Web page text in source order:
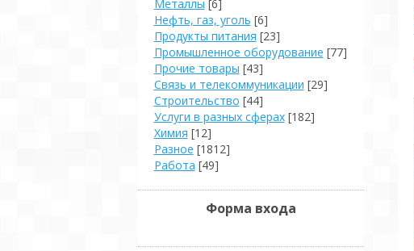
Металлы [6]
Нефть, газ, уголь [6]
Продукты питания [23]
Промышленное оборудование [77]
Прочие товары [43]
Связь и телекоммуникации [29]
Строительство [44]
Услуги в разных сферах [182]
Химия [12]
Разное [1812]
Работа [49]
Форма входа